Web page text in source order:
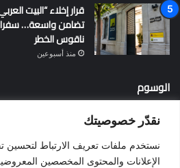
نقدّر خصوصيتك
نستخدم ملفات تعريف الارتباط لتحسين
الإعلانات والمحتوى المخصصين
قرار إخلاء “البيت
تضامن واسعة…
ناقوس الخطر
منذ أسبوعين
الوسوم
أخبار إسبانيا إسبانيا
الجالية المغربية الجنسية الإسبانية